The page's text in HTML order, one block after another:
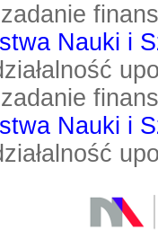
Nauki i
Nauki i